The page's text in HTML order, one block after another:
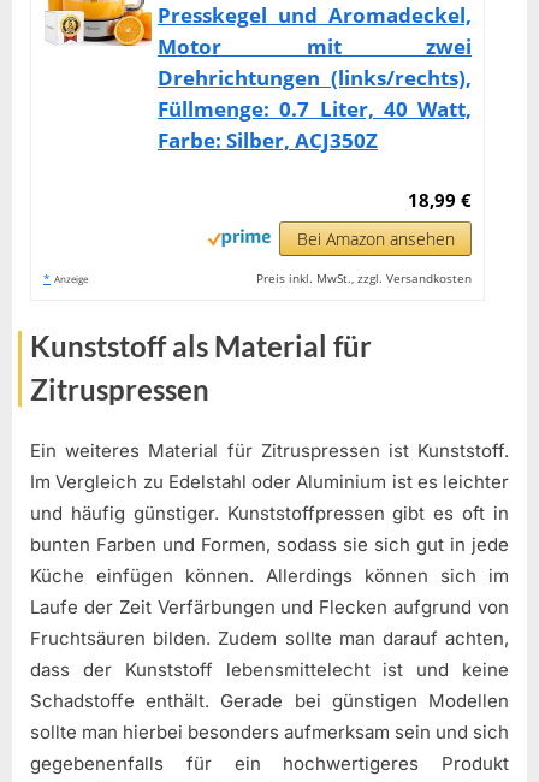
Presskegel und Aromadeckel,
Motor mit zwei
Drehrichtungen (links/rechts),
Füllmenge: 0.7 Liter, 40 Watt,
Farbe: Silber, ACJ350Z
18,99 €
Bei Amazon ansehen
* Anzeige Preis inkl. MwSt., zzgl. Versandkosten
Kunststoff als Material für
Zitruspressen
Ein weiteres Material für Zitruspressen ist Kunststoff.
Im Vergleich zu Edelstahl oder Aluminium ist es leichter
und häufig günstiger. Kunststoffpressen gibt es oft in
bunten Farben und Formen, sodass sie sich gut in jede
Küche einfügen können. Allerdings können sich im
Laufe der Zeit Verfärbungen und Flecken aufgrund von
Fruchtsäuren bilden. Zudem sollte man darauf achten,
dass der Kunststoff lebensmittelecht ist und keine
Schadstoffe enthält. Gerade bei günstigen Modellen
sollte man hierbei besonders aufmerksam sein und sich
gegebenenfalls für ein hochwertigeres Produkt